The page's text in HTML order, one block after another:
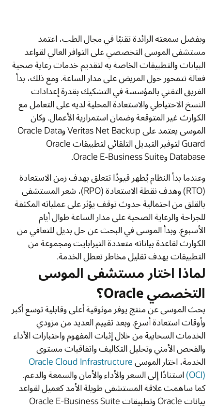
وبفضل سمعته الرائدة تقنيًا في مجال الطب، اعتمد
مستشفى الموسى التخصصي على التوافر العالي لقواعد
البيانات والتطبيقات الخاصة به لتقديم خدمات رعاية صحية
فعالة تتمحور حول المريض على مدار الساعة. ومع ذلك، بدأ
الفريق التقني بالمؤسسة في التشكيك بقدرة إعدادات
النسخ الاحتياطي والاستعادة المحلية لديه على التعامل مع
الكوارث غير المتوقعة وضمان استمرارية الأعمال. وكان
الموسى يعتمد على Veritas Net Backup وOracle Data
Guard لتوفير التبديل التلقائي لتطبيقات Oracle
Database وOracle E-Business Suite.
وعندما بدأ النظام يُظهر قيودًا تتعلق بهدف زمن الاستعادة
‏(RTO) وهدف نقطة الاستعادة ‏(RPO)، شعر المستشفى
بالقلق من احتمالية حدوث توقف يؤثر على عملياته المكثفة
للجراحة والرعاية الصحية على مدار الساعة طوال أيام
الأسبوع. وبدأ الموسى في البحث عن حل بديل للتعافي من
الكوارث لقاعدة بياناته متعددة التيرابايت ومجموعة من
التطبيقات بهدف تقليل مخاطر تعطل الخدمة.
لماذا اختار مستشفى الموسى
التخصصي Oracle؟
بحث الموسى عن منتج يوفر موثوقية أعلى وقابلية توسع أكبر
وأوقات استعادة أسرع. وبعد تقييم العديد من مزودي
الخدمات السحابية من خلال إثبات المفهوم واختبارات الأداء
والفحص الأمني وتحليل التكاليف واتفاقيات مستوى
الخدمة، اختار الموسى Oracle Cloud Infrastructure
(OCI) استنادًا إلى السعر والأداء والأمان والسمعة والدعم.
كما ساهمت علاقة المستشفى طويلة الأمد كعميل لقواعد
بيانات Oracle وتطبيقات Oracle E-Business Suite